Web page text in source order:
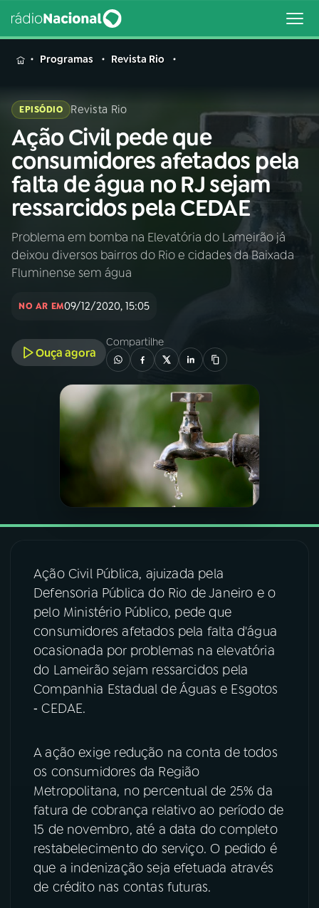
MENU
Buscar
na
Rádio
Nacional
Buscar
AO VIVO
01INÍCIO
02A RÁDIO
03PROGRAMAÇÃO
PROGRAMAS
08FESTIVAL DE MÚSICA
ACOMPANHE A RÁDIO NACIONAL
YouTube Facebook
Programas Revista Rio
EPISÓDIO Revista Rio
Ação Civil pede que
consumidores afetados pela
falta de água no RJ sejam
ressarcidos pela CEDAE
Problema em bomba na Elevatória do Lameirão já
deixou diversos bairros do Rio e cidades da Baixada
Fluminense sem água
NO AR EM09/12/2020, 15:05
Ouça agora
Compartilhe
Ação Civil Pública, ajuizada pela
Defensoria Pública do Rio de Janeiro e o
pelo Ministério Público, pede que
consumidores afetados pela falta d'água
ocasionada por problemas na elevatória
do Lameirão sejam ressarcidos pela
Companhia Estadual de Águas e Esgotos
‑ CEDAE.
A ação exige redução na conta de todos
os consumidores da Região
Metropolitana, no percentual de 25% da
fatura de cobrança relativo ao período de
15 de novembro, até a data do completo
restabelecimento do serviço. O pedido é
que a indenização seja efetuada através
de crédito nas contas futuras.